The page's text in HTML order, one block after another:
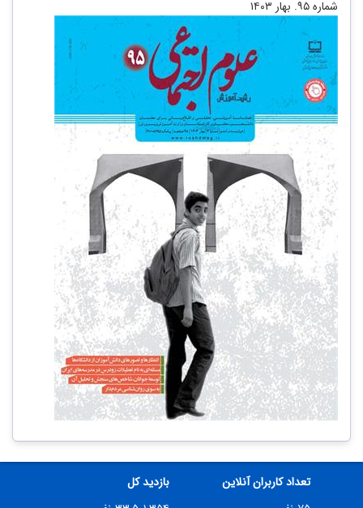
شماره ۹۵. بهار ۱۴۰۳
تعداد کاربران آنلاین
بازدید کل